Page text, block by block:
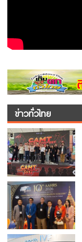
ข่าวทั่วไทย